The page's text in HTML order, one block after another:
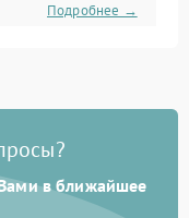
Подробнее →
Подробнее →
в ближайшее